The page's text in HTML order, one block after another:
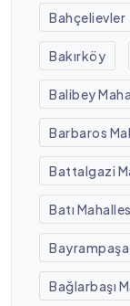
Bahçelievler
Bakırköy
Balibey
Barbaros
Battalgazi
Batı
Bayrampaşa
Bağlarbaşı